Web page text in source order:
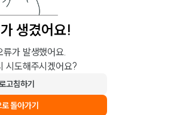
생겼어요!
류가 발생했어요.
시도해주시겠어요?
고침하기
돌아가기